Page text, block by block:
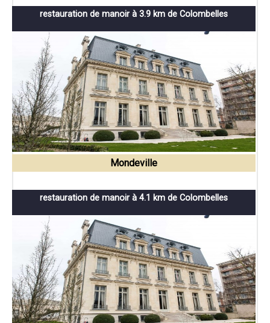
restauration de manoir à 3.9 km de Colombelles
Mondeville
restauration de manoir à 4.1 km de Colombelles